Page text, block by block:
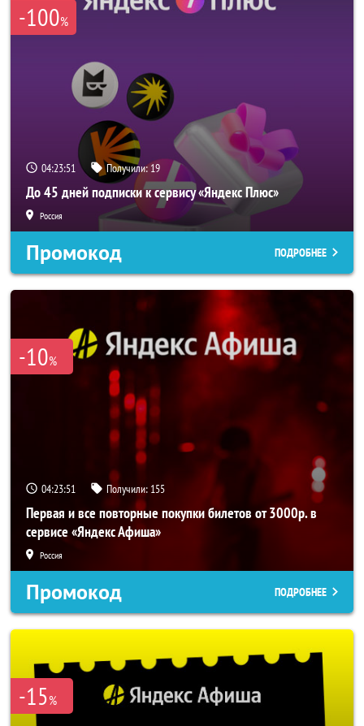
-100%
04:23:50 Получили:19
До 45 дней подписки к сервису «Яндекс Плюс»
Россия
Промокод ПОДРОБНЕЕ
-10%
04:23:50 Получили: 155
Первая и все повторные покупки билетов от 3000р. в
сервисе «Яндекс Афиша»
Россия
Промокод ПОДРОБНЕЕ
-15%